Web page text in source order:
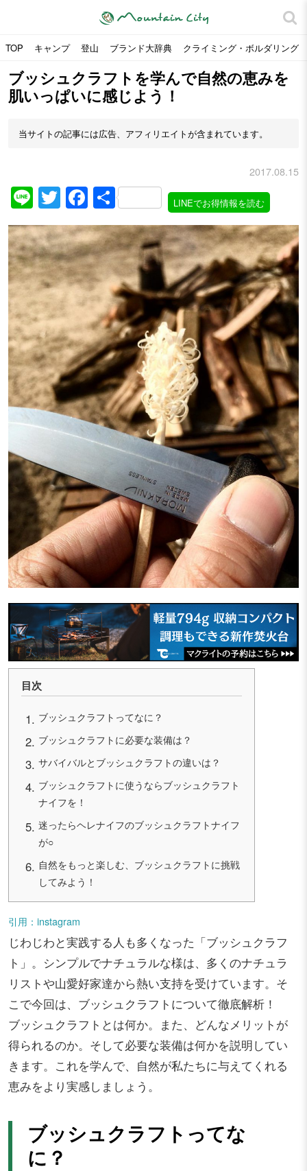
TOP キャンプ 登山 ブランド大辞典 クライミング・ボルダリング
ブッシュクラフトを学んで自然の恵みを
肌いっぱいに感じよう！
当サイトの記事には広告、アフィリエイトが含まれています。
2017.08.15
LineTwitter
Facebook
共
有
LINEでお得情報を読む
目次
ブッシュクラフトってなに？
ブッシュクラフトに必要な装備は？
サバイバルとブッシュクラフトの違いは？
ブッシュクラフトに使うならブッシュクラフト
ナイフを！
迷ったらヘレナイフのブッシュクラフトナイフ
が○
自然をもっと楽しむ、ブッシュクラフトに挑戦
してみよう！
引用：instagram
じわじわと実践する人も多くなった「ブッシュクラフ
ト」。シンプルでナチュラルな様は、多くのナチュラ
リストや山愛好家達から熱い支持を受けています。そ
こで今回は、ブッシュクラフトについて徹底解析！
ブッシュクラフトとは何か。また、どんなメリットが
得られるのか。そして必要な装備は何かを説明してい
きます。これを学んで、自然が私たちに与えてくれる
恵みをより実感しましょう。
ブッシュクラフトってな
に？